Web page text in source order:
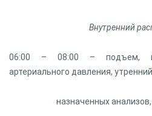
Внутренний
06:00 – 08:00 – подъем,
артериального давления,
назначенных анализов,